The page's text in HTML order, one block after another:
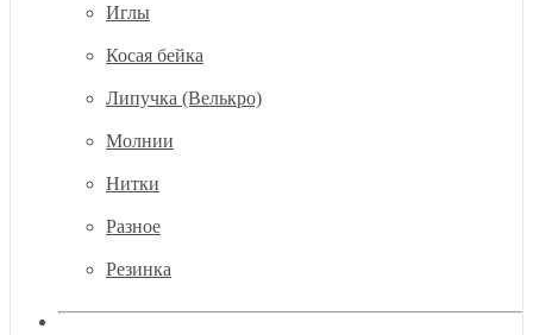
Иглы
Косая бейка
Липучка (Велькро)
Молнии
Нитки
Разное
Резинка